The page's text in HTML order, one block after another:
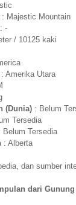
: Majestic Mountain
: -
/ 10125 kaki
: Amerika Utara
(Dunia) : Belum
Tersedia
Belum Tersedia
: Alberta
dan sumber
dari